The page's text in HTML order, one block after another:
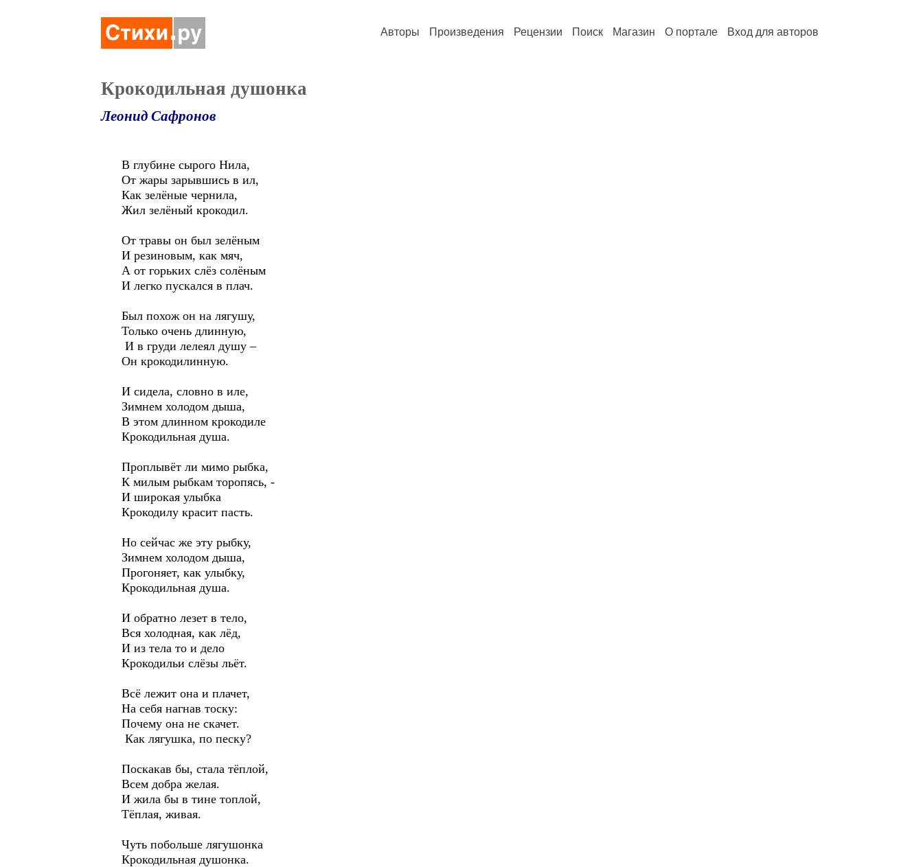
Авторы Произведения Рецензии Поиск Магазин О портале Вход для авторов
Крокодильная душонка
Леонид Сафронов
В глубине сырого Нила,
От жары зарывшись в ил,
Как зелёные чернила,
Жил зелёный крокодил.
От травы он был зелёным
И резиновым, как мяч,
А от горьких слёз солёным
И легко пускался в плач.
Был похож он на лягушу,
Только очень длинную,
И в груди лелеял душу –
Он крокодилинную.
И сидела, словно в иле,
Зимнем холодом дыша,
В этом длинном крокодиле
Крокодильная душа.
Проплывёт ли мимо рыбка,
К милым рыбкам торопясь, -
И широкая улыбка
Крокодилу красит пасть.
Но сейчас же эту рыбку,
Зимнем холодом дыша,
Прогоняет, как улыбку,
Крокодильная душа.
И обратно лезет в тело,
Вся холодная, как лёд,
И из тела то и дело
Крокодильи слёзы льёт.
Всё лежит она и плачет,
На себя нагнав тоску:
Почему она не скачет.
Как лягушка, по песку?
Поскакав бы, стала тёплой,
Всем добра желая.
И жила бы в тине топлой,
Тёплая, живая.
Чуть побольше лягушонка
Крокодильная душонка.